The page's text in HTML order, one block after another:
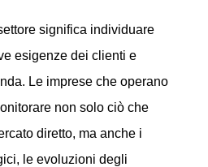
significa individuare
esigenze dei clienti e
Le imprese che operano
non solo ciò che
diretto, ma anche i
le evoluzioni degli